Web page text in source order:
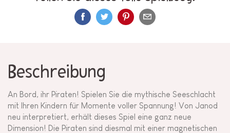
Beschreibung
An Bord, ihr Piraten! Spielen Sie die mythische Seeschlacht
mit Ihren Kindern für Momente voller Spannung! Von Janod
neu interpretiert, erhält dieses Spiel eine ganz neue
Dimension! Die Piraten sind diesmal mit einer magnetischen